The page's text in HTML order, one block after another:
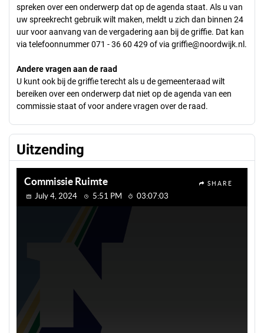
spreken over een onderwerp dat op de agenda staat. Als u van
uw spreekrecht gebruik wilt maken, meldt u zich dan binnen 24
uur voor aanvang van de vergadering aan bij de griffie. Dat kan
via telefoonnummer 071 - 36 60 429 of via griffie@noordwijk.nl .
Andere vragen aan de raad
U kunt ook bij de griffie terecht als u de gemeenteraad wilt
bereiken over een onderwerp dat niet op de agenda van een
commissie staat of voor andere vragen over de raad.
Uitzending